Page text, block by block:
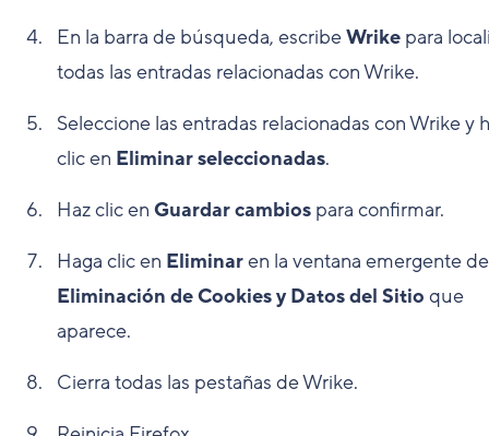
En la barra de búsqueda, escribeWrike para
todas las entradas relacionadas con Wrike.
Seleccione las entradas relacionadas con Wrike y
clic en Eliminar seleccionadas.
Haz clic en Guardar cambios para confirmar.
Haga clic en Eliminaren la ventana emergente de
Eliminación de Cookies y Datos del Sitio que
aparece.
Cierra todas las pestañas de Wrike.